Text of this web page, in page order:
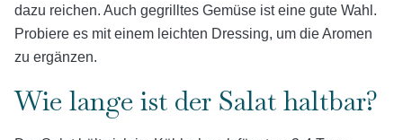
dazu reichen. Auch gegrilltes Gemüse ist eine gute Wahl.
Probiere es mit einem leichten Dressing, um die Aromen
zu ergänzen.
Wie lange ist der Salat haltbar?